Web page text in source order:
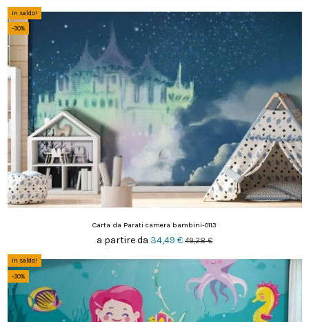
In saldo!
-30%
Carta da Parati camera bambini-0113
a partire da 34,49 € 49,28 €
In saldo!
-30%